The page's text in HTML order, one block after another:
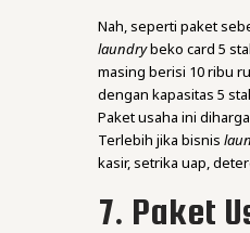
Nah, seperti paket
laundrybeko card 5
masing berisi 10 ribu
dengan kapasitas 5
Paket usaha ini
Terlebih jika bisnis
kasir, setrika uap,
7. Paket